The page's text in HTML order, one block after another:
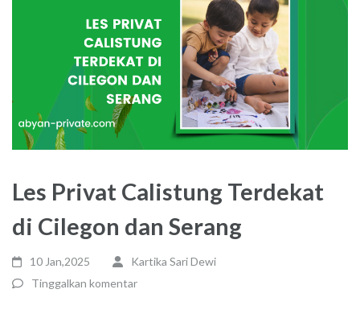
Les Privat Calistung Terdekat
di Cilegon dan Serang
10 Jan,2025
Kartika Sari Dewi
Tinggalkan komentar